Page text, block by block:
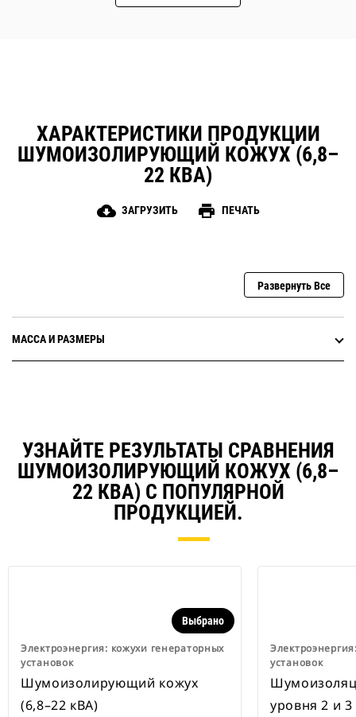
ХАРАКТЕРИСТИКИ ПРОДУКЦИИ
ШУМОИЗОЛИРУЮЩИЙ КОЖУХ (6,8–
22 КВА)
cloud_download ЗАГРУЗИТЬ print ПЕЧАТЬ
Развернуть Все
МАССА И РАЗМЕРЫ
УЗНАЙТЕ РЕЗУЛЬТАТЫ СРАВНЕНИЯ
ШУМОИЗОЛИРУЮЩИЙ КОЖУХ (6,8–
22 КВА) С ПОПУЛЯРНОЙ
ПРОДУКЦИЕЙ.
Электроэнергия: кожухи генераторных
установок
Выбрано
Шумоизолирующий кожух
(6,8–22 кВА)
установок
уровня 2 и 3